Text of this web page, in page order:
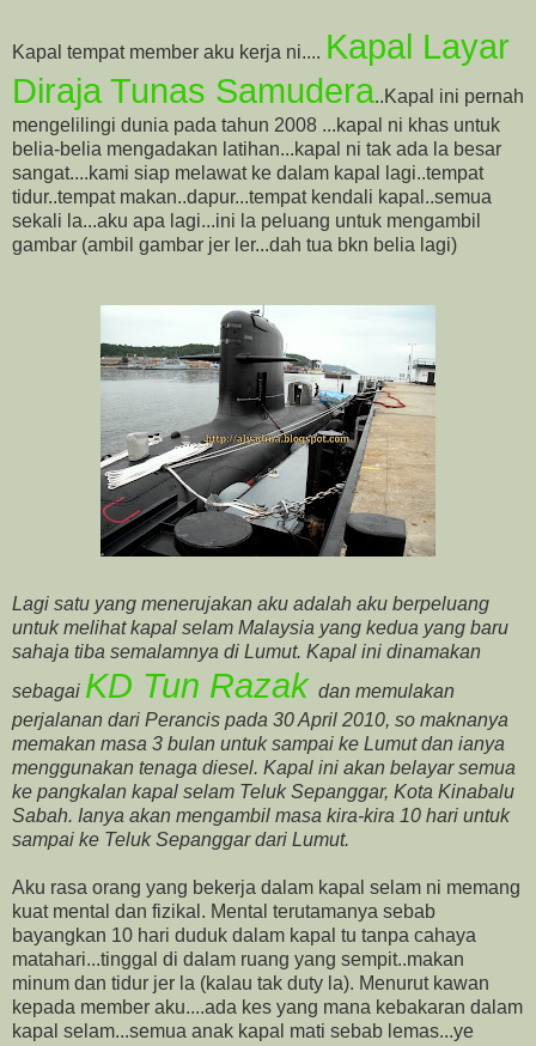
Kapal tempat member aku kerja ni.... Kapal Layar
Diraja Tunas Samudera..Kapal ini pernah
mengelilingi dunia pada tahun 2008 ...kapal ni khas untuk
belia-belia mengadakan latihan...kapal ni tak ada la besar
sangat....kami siap melawat ke dalam kapal lagi..tempat
tidur..tempat makan..dapur...tempat kendali kapal..semua
sekali la...aku apa lagi...ini la peluang untuk mengambil
gambar (ambil gambar jer ler...dah tua bkn belia lagi)
Lagi satu yang menerujakan aku adalah aku berpeluang
untuk melihat kapal selam Malaysia yang kedua yang baru
sahaja tiba semalamnya di Lumut. Kapal ini dinamakan
sebagai KD Tun Razak dan memulakan
perjalanan dari Perancis pada 30 April 2010, so maknanya
memakan masa 3 bulan untuk sampai ke Lumut dan ianya
menggunakan tenaga diesel. Kapal ini akan belayar semua
ke pangkalan kapal selam Teluk Sepanggar, Kota Kinabalu
Sabah. Ianya akan mengambil masa kira-kira 10 hari untuk
sampai ke Teluk Sepanggar dari Lumut.
Aku rasa orang yang bekerja dalam kapal selam ni memang
kuat mental dan fizikal. Mental terutamanya sebab
bayangkan 10 hari duduk dalam kapal tu tanpa cahaya
matahari...tinggal di dalam ruang yang sempit..makan
minum dan tidur jer la (kalau tak duty la). Menurut kawan
kepada member aku....ada kes yang mana kebakaran dalam
kapal selam...semua anak kapal mati sebab lemas...ye